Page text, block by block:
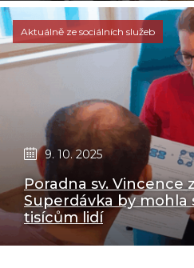
Aktuálně ze sociálních služeb
9. 10. 2025
Poradna sv. Vincence
Superdávka by mohla
tisícům lidí